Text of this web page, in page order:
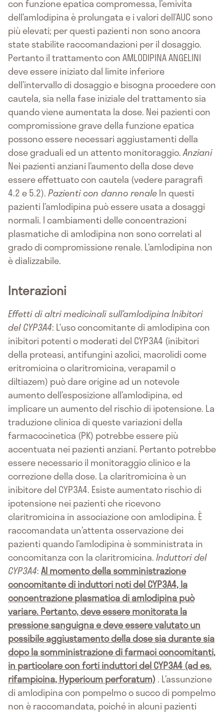
con funzione epatica compromessa, l’emivita
dell’amlodipina è prolungata e i valori dell’AUC sono
più elevati; per questi pazienti non sono ancora
state stabilite raccomandazioni per il dosaggio.
Pertanto il trattamento con AMLODIPINA ANGELINI
deve essere iniziato dal limite inferiore
dell’intervallo di dosaggio e bisogna procedere con
cautela, sia nella fase iniziale del trattamento sia
quando viene aumentata la dose. Nei pazienti con
compromissione grave della funzione epatica
possono essere necessari aggiustamenti della
dose graduali ed un attento monitoraggio.Anziani
Nei pazienti anziani l’aumento della dose deve
essere effettuato con cautela (vedere paragrafi
4.2 e 5.2).Pazienti con danno renaleIn questi
pazienti l’amlodipina può essere usata a dosaggi
normali. I cambiamenti delle concentrazioni
plasmatiche di amlodipina non sono correlati al
grado di compromissione renale. L’amlodipina non
è dializzabile.
Interazioni
Effetti di altri medicinali sull’amlodipinaInibitori
del CYP3A4: L’uso concomitante di amlodipina con
inibitori potenti o moderati del CYP3A4 (inibitori
della proteasi, antifungini azolici, macrolidi come
eritromicina o claritromicina, verapamil o
diltiazem) può dare origine ad un notevole
aumento dell’esposizione all’amlodipina, ed
implicare un aumento del rischio di ipotensione. La
traduzione clinica di queste variazioni della
farmacocinetica (PK) potrebbe essere più
accentuata nei pazienti anziani. Pertanto potrebbe
essere necessario il monitoraggio clinico e la
correzione della dose. La claritromicina è un
inibitore del CYP3A4. Esiste aumentato rischio di
ipotensione nei pazienti che ricevono
claritromicina in associazione con amlodipina. È
raccomandata un’attenta osservazione dei
pazienti quando l’amlodipina è somministrata in
concomitanza con la claritromicina.Induttori del
CYP3A4:Al momento della somministrazione
concomitante di induttori noti del CYP3A4, la
concentrazione plasmatica di amlodipina può
variare. Pertanto, deve essere monitorata la
pressione sanguigna e deve essere valutato un
possibile aggiustamento della dose sia durante sia
dopo la somministrazione di farmaci concomitanti,
in particolare con forti induttori del CYP3A4 (ad es.
rifampicina, Hypericum perforatum) . L’assunzione
di amlodipina con pompelmo o succo di pompelmo
non è raccomandata, poiché in alcuni pazienti